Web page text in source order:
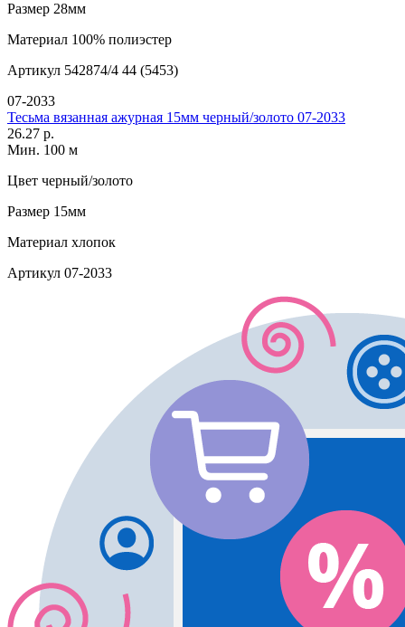
Размер 28мм
Материал 100% полиэстер
Артикул 542874/4 44 (5453)
07-2033
Тесьма вязанная ажурная 15мм черный/золото 07-2033
26.27 р.
Мин. 100 м
Цвет черный/золото
Размер 15мм
Материал хлопок
Артикул 07-2033